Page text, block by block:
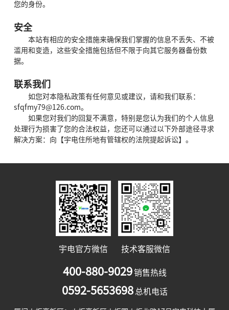
您的身份。
安全
本站有相应的安全措施来确保我们掌握的信息不丢失、不被
滥用和变造，这些安全措施包括但不限于向其它服务器备份数
据。
联系我们
如您对本隐私政策有任何意见或建议，请和我们联系：
sfqfmy79@126.com。
如果您对我们的回复不满意，特别是您认为我们的个人信息
处理行为损害了您的合法权益，您还可以通过以下外部途径寻求
解决方案：向【宇电住所地有管辖权的法院提起诉讼】。
宇电官方微信 技术客服微信
400-880-9029 销售热线
0592-5653698 总机电话